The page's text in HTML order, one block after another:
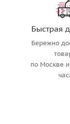
Быстрая
Бережно
по Москве